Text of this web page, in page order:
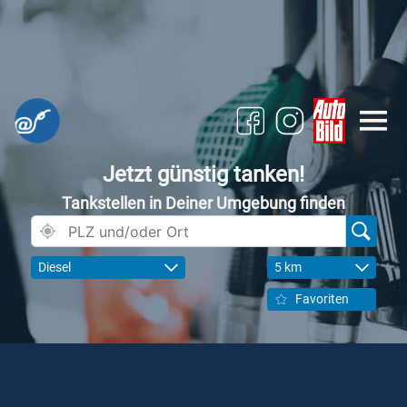
Jetzt günstig tanken!
Tankstellen in Deiner Umgebung finden
Diesel 5 km
Favoriten